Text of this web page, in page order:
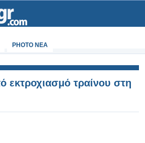
PHOTO NEA
εκτροχιασμό τραίνου στη